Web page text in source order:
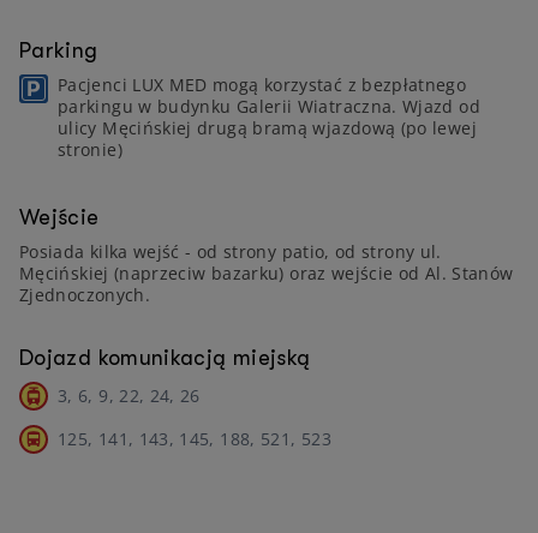
Parking
Pacjenci LUX MED mogą korzystać z bezpłatnego
parkingu w budynku Galerii Wiatraczna. Wjazd od
ulicy Męcińskiej drugą bramą wjazdową (po lewej
stronie)
Wejście
Posiada kilka wejść - od strony patio, od strony ul.
Męcińskiej (naprzeciw bazarku) oraz wejście od Al. Stanów
Zjednoczonych.
Dojazd komunikacją miejską
3, 6, 9, 22, 24, 26
125, 141, 143, 145, 188, 521, 523